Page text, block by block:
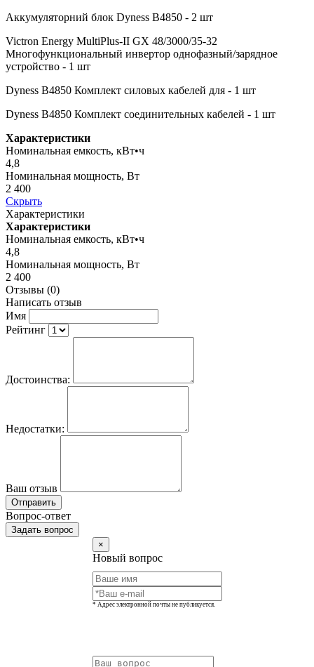
Аккумуляторний блок Dyness B4850 - 2 шт
Victron Energy MultiPlus-II GX 48/3000/35-32
Многофункциональный инвертор однофазный/зарядное
устройство - 1 шт
Dyness B4850 Комплект силовых кабелей для - 1 шт
Dyness B4850 Комплект соединительных кабелей - 1 шт
Характеристики
Номинальная емкость, кВт•ч
4,8
Номинальная мощность, Вт
2 400
Скрыть
Характеристики
Характеристики
Номинальная емкость, кВт•ч
4,8
Номинальная мощность, Вт
2 400
Отзывы (0)
Написать отзыв
Имя
Рейтинг
Достоинства:
Недостатки:
Ваш отзыв
Отправить
Вопрос-ответ
Задать вопрос
×
Новый вопрос
* Адрес электронной почты не публикуется.